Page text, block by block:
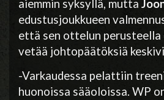
aiemmin syksyllä, mutta
edustusjoukkueen
että sen ottelun perusteella
vetää johtopäätöksiä
-Varkaudessa pelattiin
huonoissa sääoloissa. WP